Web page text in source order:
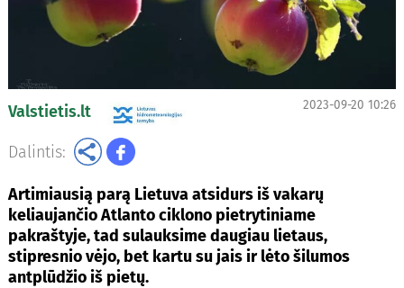
Valstietis.lt 2023-09-20 10:26
Dalintis:
Artimiausią parą Lietuva atsidurs iš vakarų
keliaujančio Atlanto ciklono pietrytiniame
pakraštyje, tad sulauksime daugiau lietaus,
stipresnio vėjo, bet kartu su jais ir lėto šilumos
antplūdžio iš pietų.